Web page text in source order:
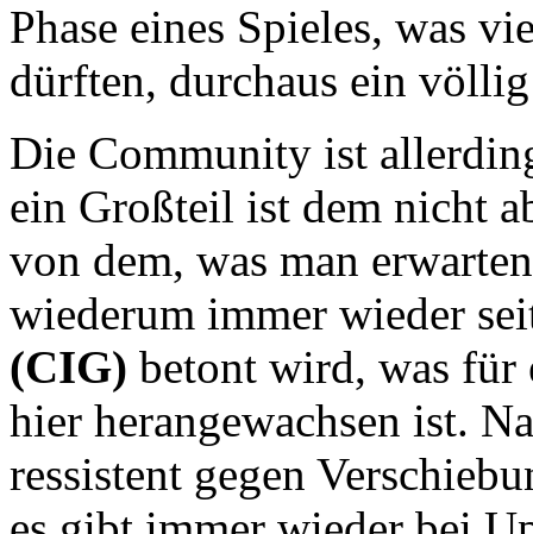
Phase eines Spieles, was
dürften, durchaus ein
Die Community ist
ein Großteil ist dem nicht
von dem, was man
wiederum immer wieder
(CIG) betont wird, was für
hier herangewachsen ist.
ressistent gegen